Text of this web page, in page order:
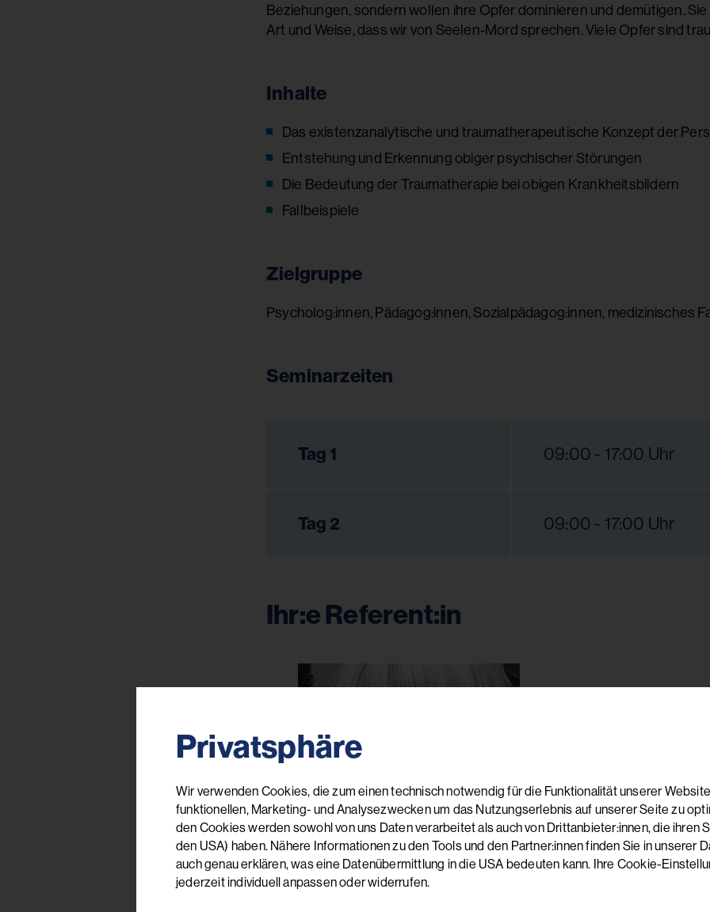
Beziehungen, sondern wollen ihre Opfer dominieren und demütigen.
Art und Weise, dass wir von Seelen-Mord sprechen. Viele Opfer sind
Inhalte
Das existenzanalytische und traumatherapeutische Konzept der
Entstehung und Erkennung obiger psychischer Störungen
Die Bedeutung der Traumatherapie bei obigen Krankheitsbildern
Fallbeispiele
Zielgruppe
Psycholog:innen, Pädagog:innen, Sozialpädagog:innen, medizinisches
Seminarzeiten
Tag 1 09:00 - 17:00 Uhr
Tag 2 09:00 - 17:00 Uhr
Ihr:e Referent:in
Dr.
Ärztin für
Privatsphäre
Wir verwenden Cookies, die zum einen technisch notwendig für die Funktionalität unserer
funktionellen, Marketing- und Analysezwecken um das Nutzungserlebnis auf unserer Seite zu
den Cookies werden sowohl von uns Daten verarbeitet als auch von Drittanbieter:innen, die ihren
den USA) haben. Nähere Informationen zu den Tools und den Partner:innen finden Sie in unserer
auch genau erklären, was eine Datenübermittlung in die USA bedeuten kann. Ihre Cookie-
jederzeit individuell anpassen oder widerrufen.